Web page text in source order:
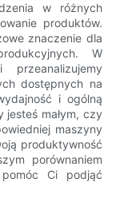
w różnych
produktów.
znaczenie dla
W
dostępnych na
i ogólną
małym, czy
maszyny
produktywność
porównaniem
Ci podjąć